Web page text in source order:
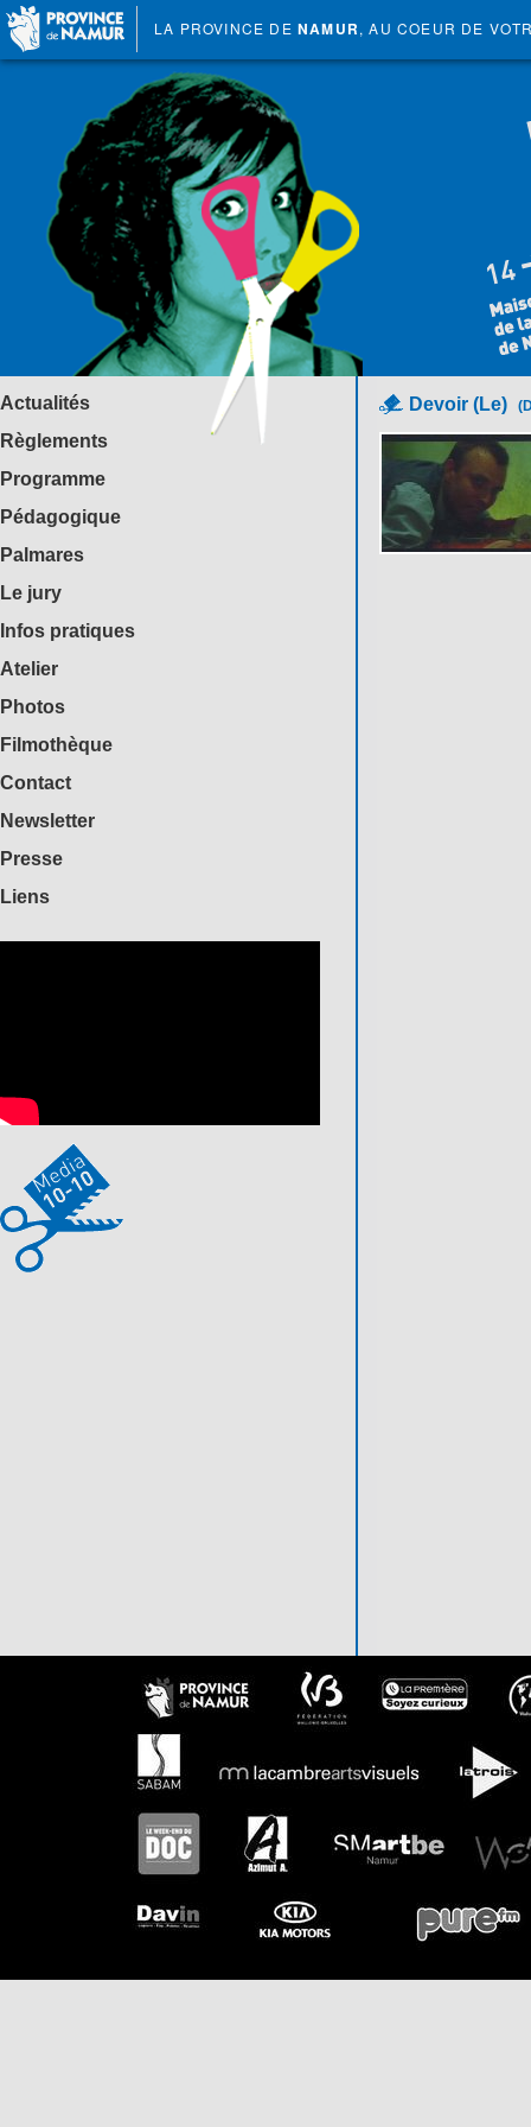
LA PROVINCE DE NAMUR, AU COEUR DE
Actualités
Règlements
Programme
Pédagogique
Palmares
Le jury
Infos pratiques
Atelier
Photos
Filmothèque
Contact
Newsletter
Presse
Liens
Devoir (Le)